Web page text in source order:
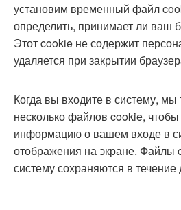
установим временный файл
определить, принимает ли ваш
Этот cookie не содержит
удаляется при закрытии
Когда вы входите в систему, мы
несколько файлов cookie, чтобы
информацию о вашем входе в
отображения на экране. Файлы
систему сохраняются в течение